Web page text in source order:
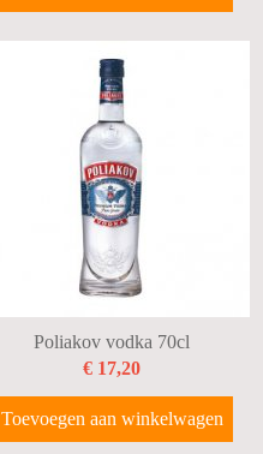
Poliakov vodka 70cl
€ 17,20
Toevoegen aan winkelwagen